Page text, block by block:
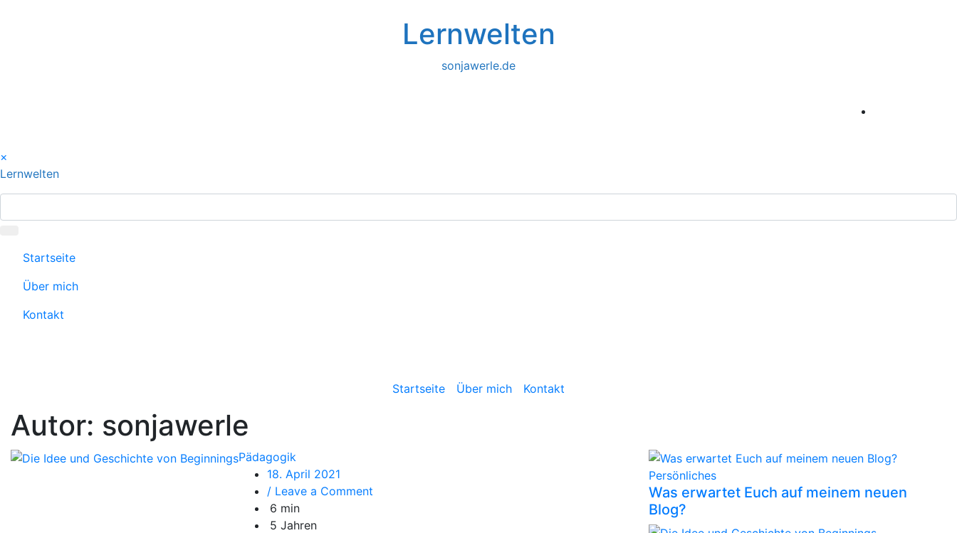
Lernwelten
sonjawerle.de
×
Lernwelten
Startseite
Über mich
Kontakt
Startseite Über mich Kontakt
Autor: sonjawerle
Pädagogik
18. April 2021
/ Leave a Comment
6 min
5 Jahren
Persönliches
Was erwartet Euch auf meinem neuen
Blog?